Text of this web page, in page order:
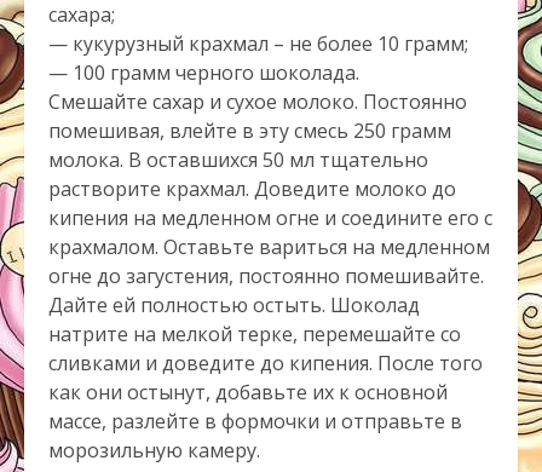
сахара;
— кукурузный крахмал – не более 10 грамм;
— 100 грамм черного шоколада.
Смешайте сахар и сухое молоко. Постоянно
помешивая, влейте в эту смесь 250 грамм
молока. В оставшихся 50 мл тщательно
растворите крахмал. Доведите молоко до
кипения на медленном огне и соедините его с
крахмалом. Оставьте вариться на медленном
огне до загустения, постоянно помешивайте.
Дайте ей полностью остыть. Шоколад
натрите на мелкой терке, перемешайте со
сливками и доведите до кипения. После того
как они остынут, добавьте их к основной
массе, разлейте в формочки и отправьте в
морозильную камеру.